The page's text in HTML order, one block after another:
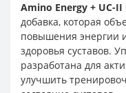
Amino Energy + UC-II
добавка, которая
повышения энергии
здоровья суставов.
разработана для
улучшить